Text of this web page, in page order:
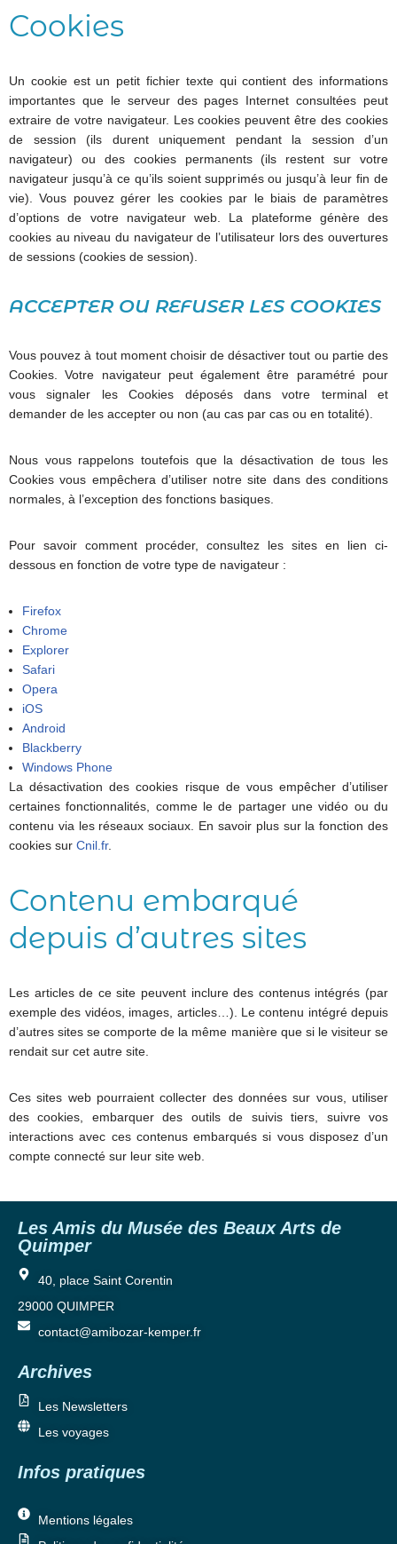
Cookies
Un cookie est un petit fichier texte qui contient des informations
importantes que le serveur des pages Internet consultées peut
extraire de votre navigateur. Les cookies peuvent être des cookies
de session (ils durent uniquement pendant la session d’un
navigateur) ou des cookies permanents (ils restent sur votre
navigateur jusqu’à ce qu’ils soient supprimés ou jusqu’à leur fin de
vie). Vous pouvez gérer les cookies par le biais de paramètres
d’options de votre navigateur web. La plateforme génère des
cookies au niveau du navigateur de l’utilisateur lors des ouvertures
de sessions (cookies de session).
ACCEPTER OU REFUSER LES COOKIES
Vous pouvez à tout moment choisir de désactiver tout ou partie des
Cookies. Votre navigateur peut également être paramétré pour
vous signaler les Cookies déposés dans votre terminal et
demander de les accepter ou non (au cas par cas ou en totalité).
Nous vous rappelons toutefois que la désactivation de tous les
Cookies vous empêchera d’utiliser notre site dans des conditions
normales, à l’exception des fonctions basiques.
Pour savoir comment procéder, consultez les sites en lien ci-
dessous en fonction de votre type de navigateur :
Firefox
Chrome
Explorer
Safari
Opera
iOS
Android
Blackberry
Windows Phone
La désactivation des cookies risque de vous empêcher d’utiliser
certaines fonctionnalités, comme le de partager une vidéo ou du
contenu via les réseaux sociaux. En savoir plus sur la fonction des
cookies sur Cnil.fr.
Contenu embarqué
depuis d’autres sites
Les articles de ce site peuvent inclure des contenus intégrés (par
exemple des vidéos, images, articles…). Le contenu intégré depuis
d’autres sites se comporte de la même manière que si le visiteur se
rendait sur cet autre site.
Ces sites web pourraient collecter des données sur vous, utiliser
des cookies, embarquer des outils de suivis tiers, suivre vos
interactions avec ces contenus embarqués si vous disposez d’un
compte connecté sur leur site web.
Les Amis du Musée des Beaux Arts de
Quimper
40, place Saint Corentin
29000 QUIMPER
contact@amibozar-kemper.fr
Archives
Les Newsletters
Les voyages
Infos pratiques
Mentions légales